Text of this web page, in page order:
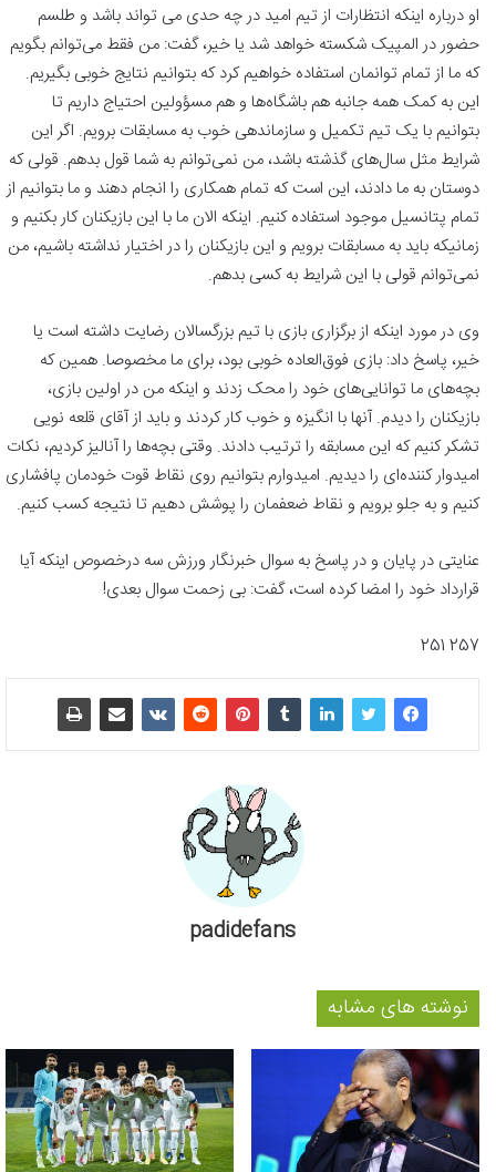
او درباره اینکه انتظارات از تیم امید در چه حدی می تواند باشد و طلسم
حضور در المپیک شکسته خواهد شد یا خیر، گفت: من فقط می‌توانم بگویم
که ما از تمام توانمان استفاده خواهیم کرد که بتوانیم نتایج خوبی بگیریم.
این به کمک همه جانبه هم باشگاه‌ها و هم مسؤولین احتیاج داریم تا
بتوانیم با یک تیم تکمیل و سازماندهی خوب به مسابقات برویم. اگر این
شرایط مثل سال‌های گذشته باشد، من نمی‌توانم به شما قول بدهم. قولی که
دوستان به ما دادند، این است که تمام همکاری را انجام دهند و ما بتوانیم از
تمام پتانسیل موجود استفاده کنیم. اینکه الان ما با این بازیکنان کار بکنیم و
زمانیکه باید به مسابقات برویم و این بازیکنان را در اختیار نداشته باشیم، من
نمی‌توانم قولی با این شرایط به کسی بدهم.
وی در مورد اینکه از برگزاری بازی با تیم بزرگسالان رضایت داشته است یا
خیر، پاسخ داد: بازی فوق‌العاده خوبی بود، برای ما مخصوصا. همین که
بچه‌های ما توانایی‌های خود را محک زدند و اینکه من در اولین بازی،
بازیکنان را دیدم. آنها با انگیزه و خوب کار کردند و باید از آقای قلعه نویی
تشکر کنیم که این مسابقه را ترتیب دادند. وقتی بچه‌ها را آنالیز کردیم، نکات
امیدوار کننده‌ای را دیدیم. امیدوارم بتوانیم روی نقاط قوت خودمان پافشاری
کنیم و به جلو برویم و نقاط ضعفمان را پوشش دهیم تا نتیجه کسب کنیم.
عنایتی در پایان و در پاسخ به سوال خبرنگار ورزش سه درخصوص اینکه آیا
قرارداد خود را امضا کرده است، گفت: بی زحمت سوال بعدی!
257 251
padidefans
نوشته های مشابه